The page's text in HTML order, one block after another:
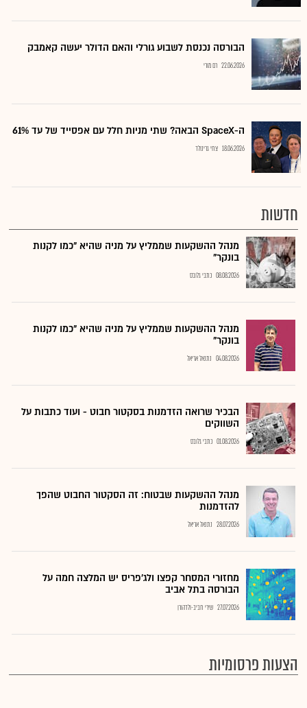
הבורסה נכנסת לשבוע גורלי והאם הדולר יעשה קאמבק
22.06.2026 רם מורי
ה-SpaceX הבאה? שתי מניות חלל עם אפסייד של עד 61%
18.06.2026 צחי גרינולד
חדשות
מנהל ההשקעות שממליץ על מניה שהיא "כמו לקנות
בונקר"
08.08.2026 כתבי גלובס
מנהל ההשקעות שממליץ על מניה שהיא "כמו לקנות
בונקר"
04.08.2026 נתנאל אריאל
הבכיר שרואה הזדמנות בסקטור חבוט - ועוד כתבות על
השווקים
01.08.2026 כתבי גלובס
מנהל ההשקעות שבטוח: זה הסקטור החבוט שהפך
להזדמנות
28.07.2026 נתנאל אריאל
מחזורי המסחר קפצו ולג'פריס יש המלצה חמה על
הבורסה בתל אביב
27.07.2026 שירי חביב-ולדהורן
הצעות פרסומיות